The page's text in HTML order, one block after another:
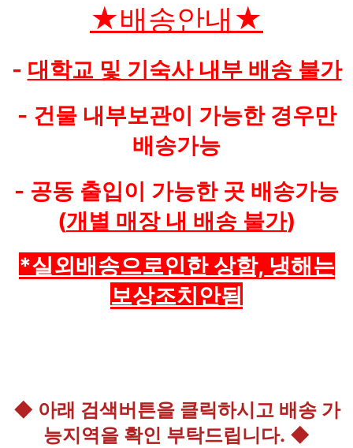
★배송안내★
- 대학교 및 기숙사 내부 배송 불가
- 건물 내부보관이 가능한 경우만
배송가능
- 공동 출입이 가능한 곳 배송가능
(개별 매장 내 배송 불가)
*실외배송으로인한 상함, 냉해는
보상조치안됨
◆ 아래 검색버튼을 클릭하시고 배송 가
능지역을 확인 부탁드립니다. ◆